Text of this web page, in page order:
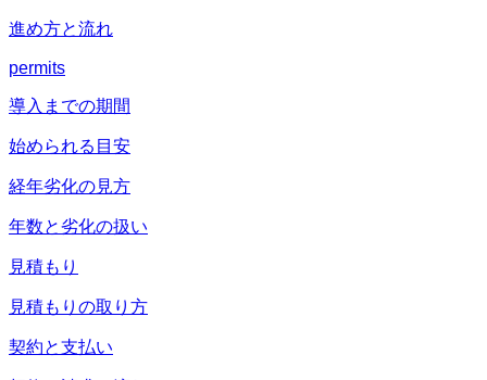
進め方と流れ
permits
導入までの期間
始められる目安
経年劣化の見方
年数と劣化の扱い
見積もり
見積もりの取り方
契約と支払い